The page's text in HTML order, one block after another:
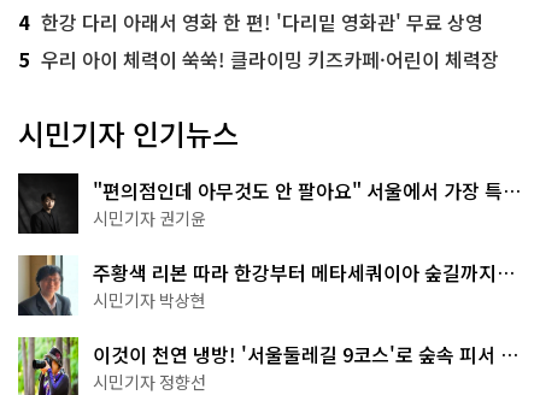
4 한강 다리 아래서 영화 한 편! '다리밑 영화관' 무료 상영
5 우리 아이 체력이 쑥쑥! 클라이밍 키즈카페·어린이 체력장
시민기자 인기뉴스
"편의점인데 아무것도 안 팔아요" 서울에서 가장 특별
한 편의점의 정체
시민기자 권기윤
주황색 리본 따라 한강부터 메타세쿼이아 숲길까지…
서울둘레길 15코스
시민기자 박상현
이것이 천연 냉방! '서울둘레길 9코스'로 숲속 피서 떠
나볼까
시민기자 정향선